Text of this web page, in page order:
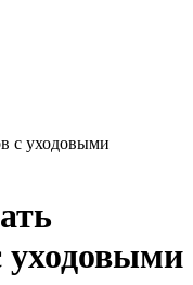
с уходовыми
уходовыми